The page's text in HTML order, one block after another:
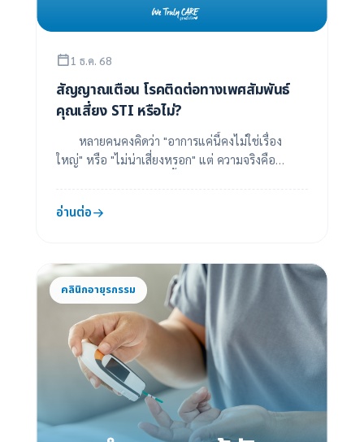
1 ธ.ค. 68
สัญญาณเตือน โรคติดต่อทางเพศสัมพันธ์
คุณเสี่ยง STI หรือไม่?
หลายคนคงคิดว่า "อาการแค่นี้คงไม่ใช่เรื่อง
ใหญ่" หรือ "ไม่น่าเสี่ยงหรอก" แต่ ความจริงคือ
อ่านต่อ
คลินิกอายุรกรรม